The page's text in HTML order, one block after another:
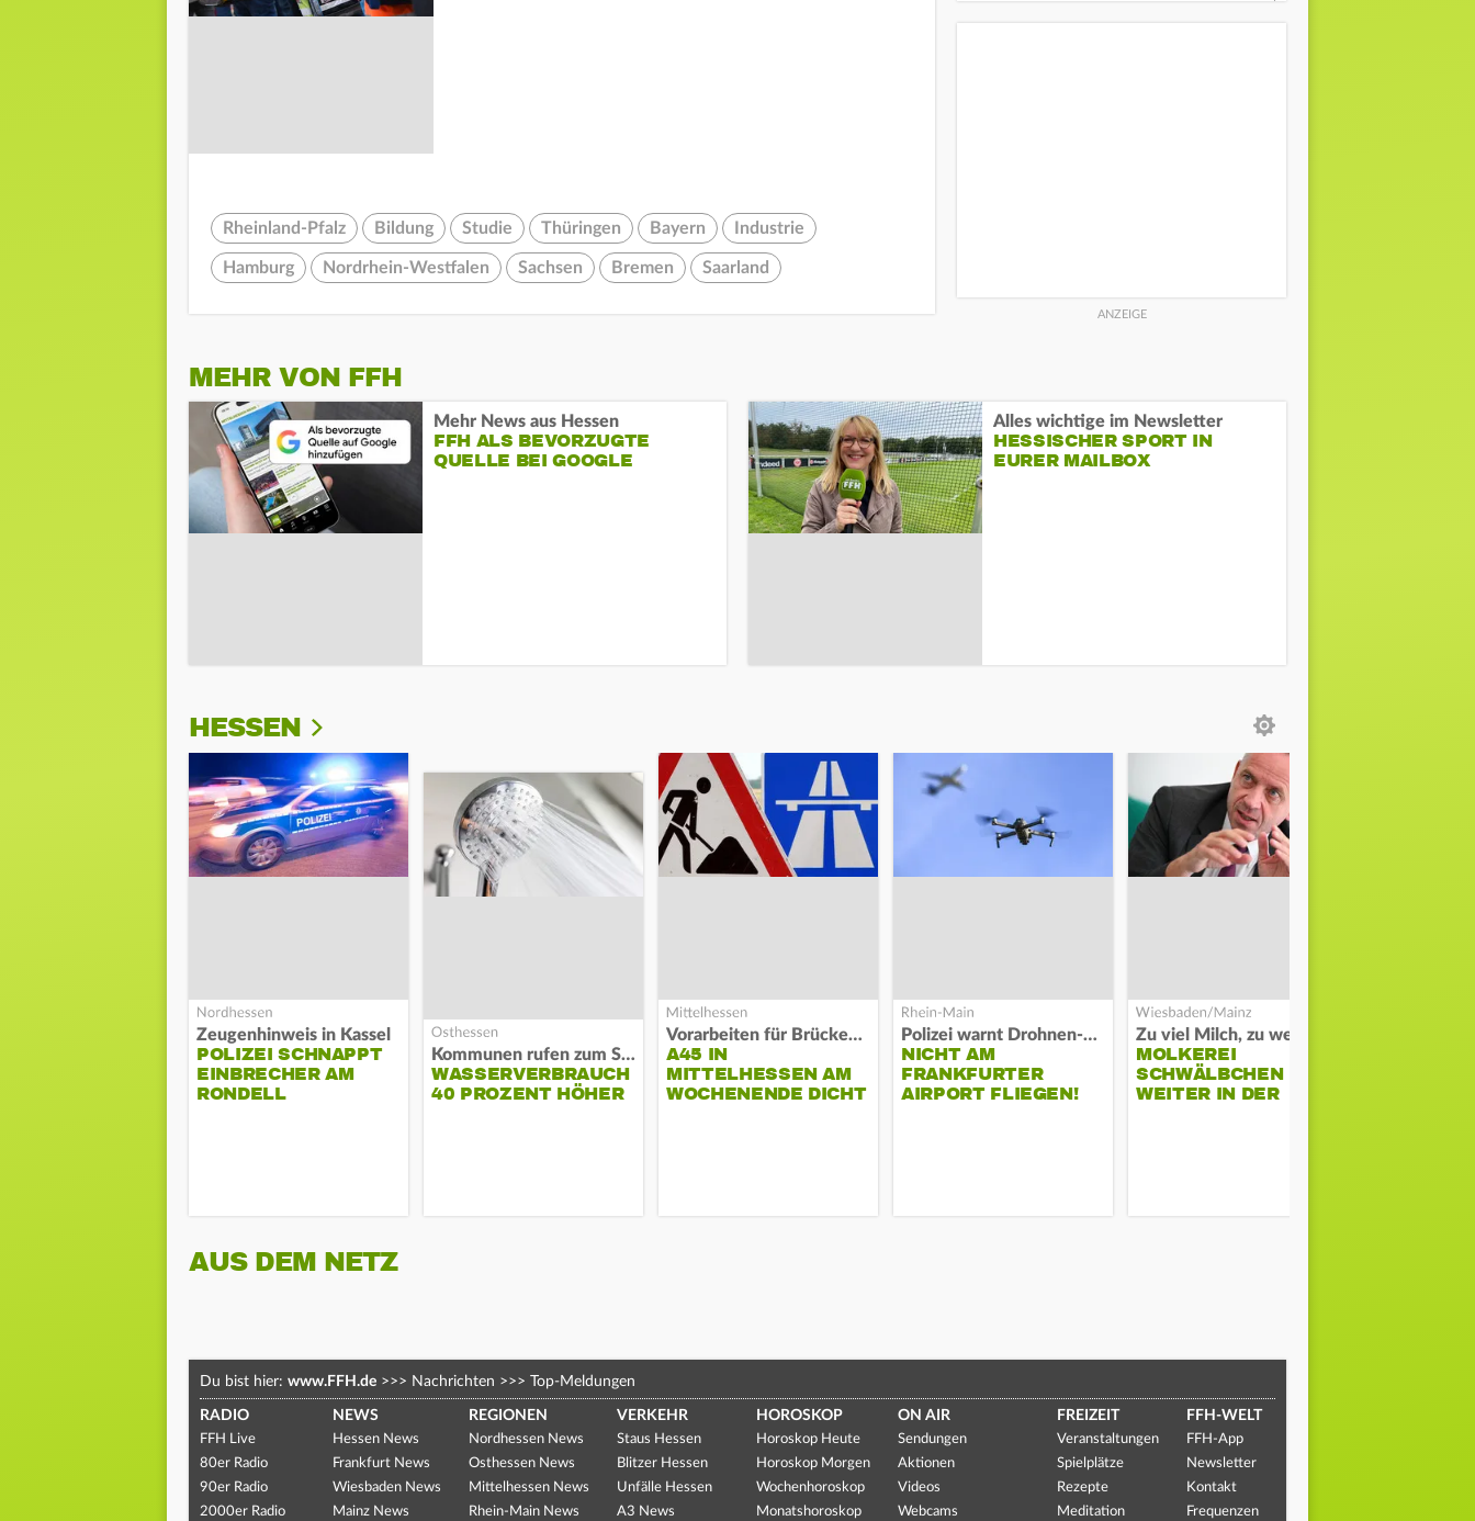
Rheinland-Pfalz Bildung Studie Thüringen Bayern Industrie
Hamburg Nordrhein-Westfalen Sachsen Bremen Saarland
MEHR VON FFH
Mehr News aus Hessen
FFH ALS BEVORZUGTE
QUELLE BEI GOOGLE
Alles wichtige im Newsletter
HESSISCHER SPORT IN
EURER MAILBOX
HESSEN
Zeugenhinweis in Kassel
POLIZEI SCHNAPPT
EINBRECHER AM
RONDELL
Kommunen rufen zum Sparen auf
WASSERVERBRAUCH
40 PROZENT HÖHER
Vorarbeiten für Brücken-Neubau
A45 IN
MITTELHESSEN AM
WOCHENENDE DICHT
Polizei warnt Drohnen-Besitzer
NICHT AM
FRANKFURTER
AIRPORT FLIEGEN!
MOLKEREI
SCHWÄLBCHEN
WEITER IN DER
AUS DEM NETZ
Du bist hier: www.FFH.de >>> Nachrichten >>> Top-Meldungen
RADIO
FFH Live
80er Radio
90er Radio
2000er Radio
NEWS
Hessen News
Frankfurt News
Wiesbaden News
Mainz News
REGIONEN
Nordhessen News
Osthessen News
Mittelhessen News
Rhein-Main News
VERKEHR
Staus Hessen
Blitzer Hessen
Unfälle Hessen
A3 News
HOROSKOP
Horoskop Heute
Horoskop Morgen
Wochenhoroskop
Monatshoroskop
ON AIR
Sendungen
Aktionen
Videos
Webcams
FREIZEIT
Veranstaltungen
Spielplätze
Rezepte
Meditation
FFH-WELT
FFH-App
Newsletter
Kontakt
Frequenzen